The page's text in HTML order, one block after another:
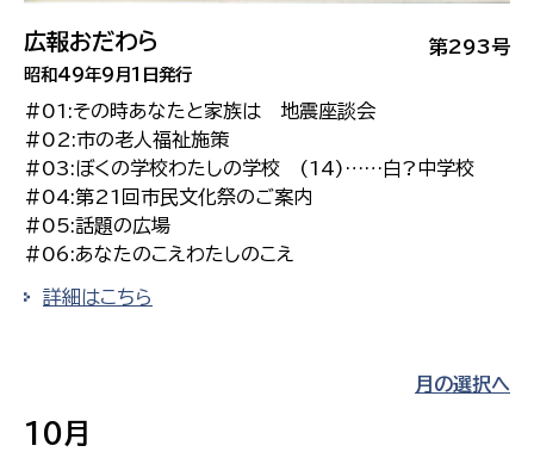
第293号
広報おだわら
昭和49年9月1日発行
#01:その時あなたと家族は 地震座談会
#02:市の老人福祉施策
#03:ぼくの学校わたしの学校 (14)……白?中学校
#04:第21回市民文化祭のご案内
#05:話題の広場
#06:あなたのこえわたしのこえ
詳細はこちら
月の選択へ
10月